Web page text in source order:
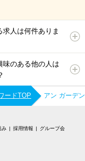
人は何件ありま
味のある他の人は
ードTOP アン ガーデ
み 採用情報
グループ会